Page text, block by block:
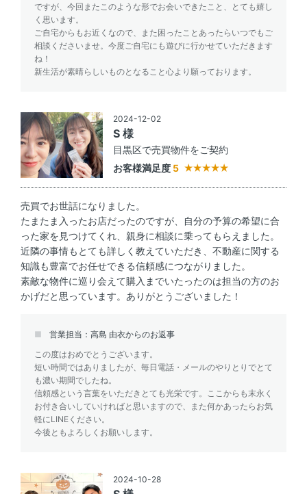
ですが、今回またこのような形でお会いできたこと、とても嬉し
く思います。
ご自宅からもお近くなので、また困ったことあったらいつでもご
相談くださいませ。今度ご自宅にも遊びに行かせていただきます
ね！
新生活が素晴らしいものとなること心より願っております。
2024-12-02
S 様
目黒区で売買物件をご契約
お客様満足度 5
売買でお世話になりました。
たまたま入ったお店だったのですが、自分の予算の希望に合
った家を見つけてくれ、親身に相談に乗ってもらえました。
近隣の事情もとても詳しく教えていただき、不動産に関する
知識も豊富でお任せできる信頼感につながりました。
素敵な物件に巡り会えて購入までいたったのは担当の方のお
かげだと思っています。ありがとうございました！
営業担当：高島 由衣からのお返事
この度はおめでとうございます。
短い時間ではありましたが、毎日電話・メールのやりとりでとて
も濃い期間でしたね。
信頼感という言葉をいただきとても光栄です。ここからも末永く
お付き合いしていければと思いますので、また何かあったらお気
軽にLINEください。
今後ともよろしくお願いします。
2024-10-28